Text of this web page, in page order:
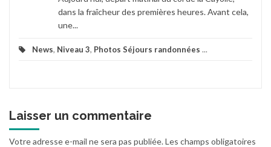
dans la fraîcheur des premières heures. Avant cela,
une...
News, Niveau 3, Photos Séjours randonnées ...
Laisser un commentaire
Votre adresse e-mail ne sera pas publiée.Les champs obligatoires